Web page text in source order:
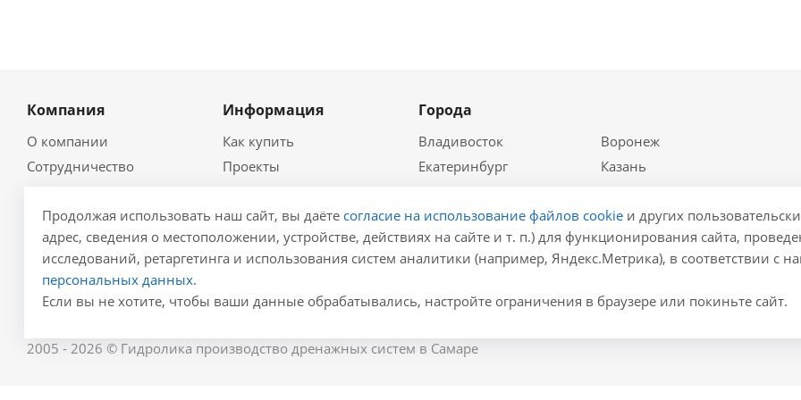
Компания
О компании
Сотрудничество
Контакты
Политика
Реквизиты
Результаты СОУТ
Информация
Как купить
Проекты
Гидравлический
калькулятор
Для проектировщиков
Города
Владивосток
Воронеж
Екатеринбург
Казань
Крым
Москва
Нижний Новгород
Новосибирск
Ростов-на-Дону
Самара
2005 - 2026 © Гидролика производство дренажных систем в Самаре
Продолжая использовать наш сайт, вы даёте согласие на использование файлов cookieи других
адрес, сведения о местоположении, устройстве, действиях на сайте и т. п.) для функционирования сайта,
исследований, ретаргетинга и использования систем аналитики (например, Яндекс.Метрика), в соответствии с
персональных данных.
Если вы не хотите, чтобы ваши данные обрабатывались, настройте ограничения в браузере или покиньте сайт.